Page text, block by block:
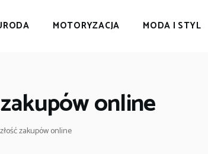
MOTORYZACJA MODA I STYL
online
zakupów online